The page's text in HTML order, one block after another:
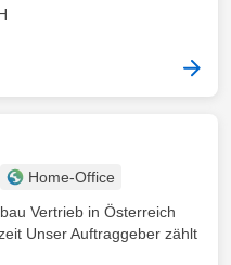
Home-Office
Vertrieb in Österreich
Unser Auftraggeber zählt